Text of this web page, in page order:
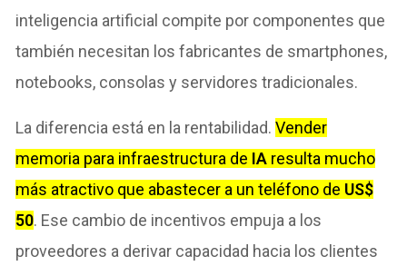
inteligencia artificial compite por componentes que
también necesitan los fabricantes de smartphones,
notebooks, consolas y servidores tradicionales.
La diferencia está en la rentabilidad.Vender
memoria para infraestructura de IA resulta mucho
más atractivo que abastecer a un teléfono de US$
50. Ese cambio de incentivos empuja a los
proveedores a derivar capacidad hacia los clientes